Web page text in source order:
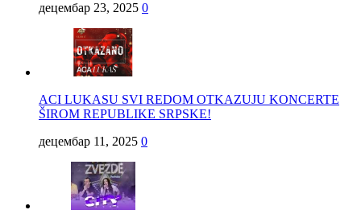
децембар 23, 2025 0
ACI LUKASU SVI REDOM OTKAZUJU KONCERTE
ŠIROM REPUBLIKE SRPSKE!
децембар 11, 2025 0